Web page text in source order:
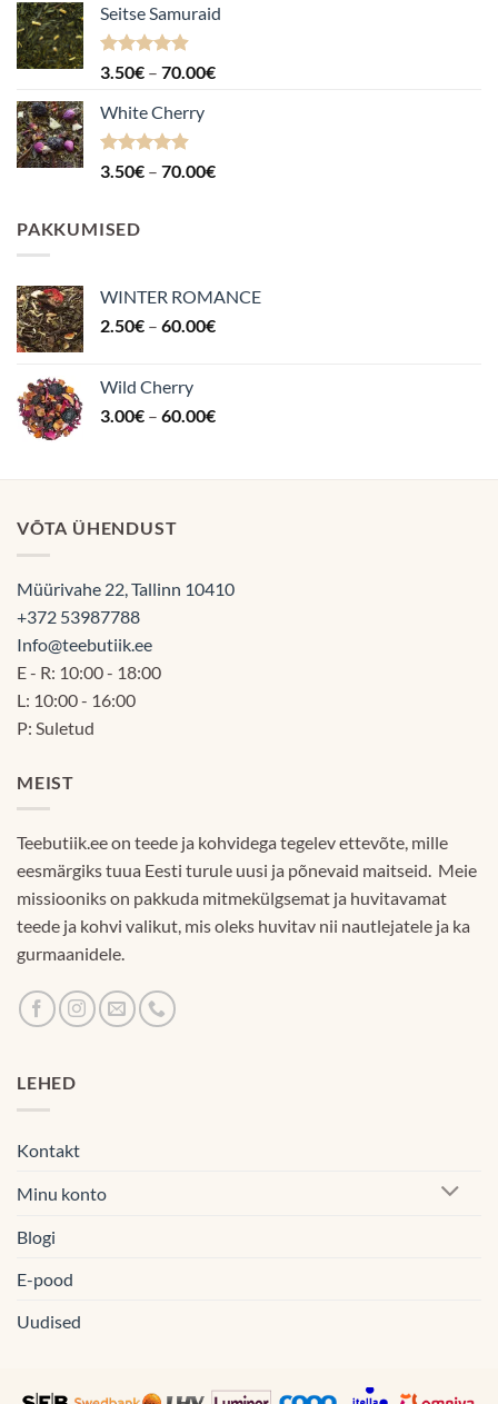
Seitse Samuraid
Hinnanguga
3.50€ – 70.00€Hinnavahemik:
White Cherry
Hinnanguga
3.50€ – 70.00€Hinnavahemik:
PAKKUMISED
WINTER ROMANCE
2.50€ – 60.00€Hinnavahemik:
Wild Cherry
3.00€ – 60.00€Hinnavahemik:
60.00€
VÕTA ÜHENDUST
Müürivahe 22, Tallinn 10410
+372 53987788
Info@teebutiik.ee
E - R: 10:00 - 18:00
L: 10:00 - 16:00
P: Suletud
MEIST
Teebutiik.ee on teede ja kohvidega tegelev ettevõte, mille
eesmärgiks tuua Eesti turule uusi ja põnevaid maitseid. Meie
missiooniks on pakkuda mitmekülgsemat ja huvitavamat
teede ja kohvi valikut, mis oleks huvitav nii nautlejatele ja ka
gurmaanidele.
LEHED
Kontakt
Minu konto
Blogi
E-pood
Uudised